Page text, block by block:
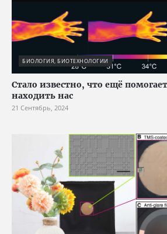
БИОЛОГИЯ, БИОТЕХНОЛОГИИ
Стало известно, что ещё
находить нас
21 Сентябрь, 2024